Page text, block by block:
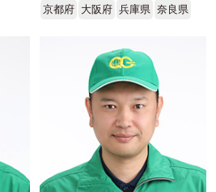
京都府 大阪府 兵庫県 奈良県